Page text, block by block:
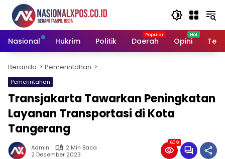
Langsung
konten
Nasional
Hukrim Politik Daerah Opini
Beranda Pemerintahan
Pemerintahan
Transjakarta Tawarkan Peningkatan
Layanan Transportasi di Kota
Tangerang
Admin
2 Min Baca
2 Desember 2023
609